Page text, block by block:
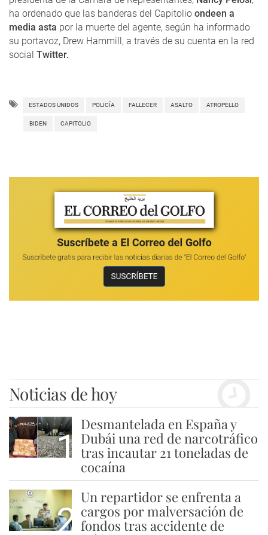
ha ordenado que las banderas del Capitolio ondeen a
media asta por la muerte del agente, según ha informado
su portavoz, Drew Hammill, a través de su cuenta en la red
social Twitter.
ESTADOS UNIDOS POLICÍA FALLECER ASALTO ATROPELLO
BIDEN CAPITOLIO
Noticias de hoy
1
Desmantelada en España y
Dubái una red de narcotráfico
tras incautar 21 toneladas de
cocaína
2
Un repartidor se enfrenta a
cargos por malversación de
fondos tras accidente de